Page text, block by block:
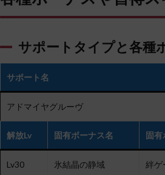
サポートタイプと各種
サポート名
アドマイヤグルーヴ
解放Lv 固有ボーナス名 固有
Lv30 氷結晶の静域 絆ゲ